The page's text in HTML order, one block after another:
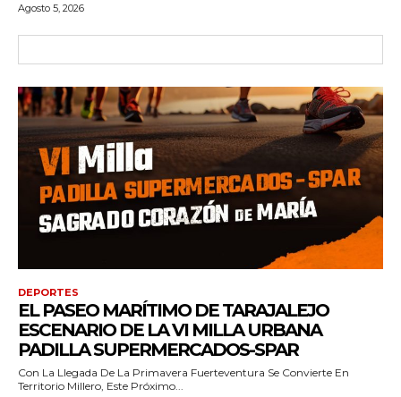
Agosto 5, 2026
DEPORTES
EL PASEO MARÍTIMO DE TARAJALEJO
ESCENARIO DE LA VI MILLA URBANA
PADILLA SUPERMERCADOS-SPAR
Con La Llegada De La Primavera Fuerteventura Se Convierte En
Territorio Millero, Este Próximo...